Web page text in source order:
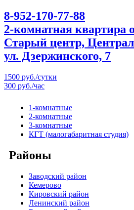
8-952-170-77-88
2-комнатная
Старый центр,
ул. Дзержинского, 7
1500 руб./сутки
300 руб./час
1-комнатные
2-комнатные
3-комнатные
КГТ (малогабаритная студия)
Районы
Заводский район
Кемерово
Кировский район
Ленинский район